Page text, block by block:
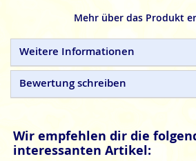
Achtung
Mehr über das Produkt
Weitere Informationen
Bewertung schreiben
Wir empfehlen dir die
interessanten Artikel: